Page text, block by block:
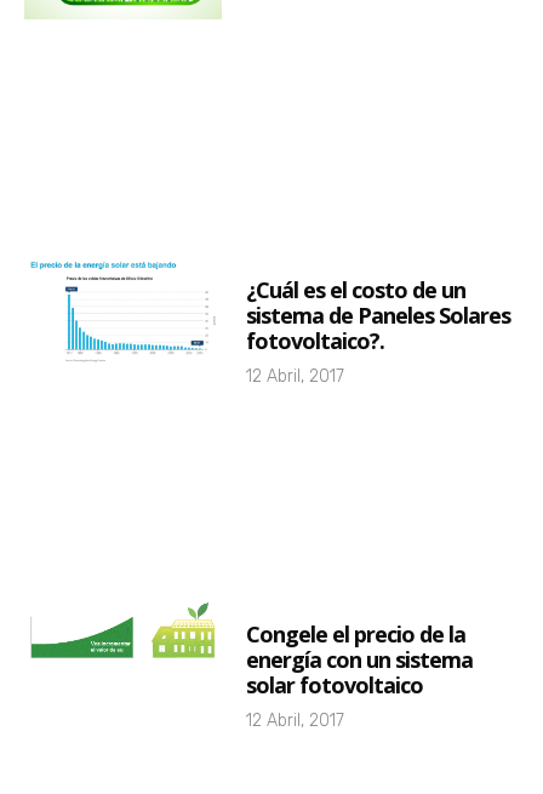
¿Cuál es el costo de un
sistema de Paneles Solares
fotovoltaico?.
12 Abril, 2017
Congele el precio de la
energía con un sistema
solar fotovoltaico
12 Abril, 2017